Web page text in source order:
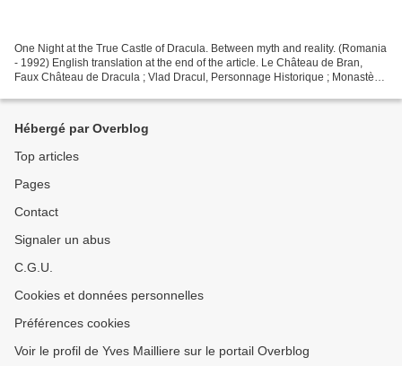
One Night at the True Castle of Dracula. Between myth and reality. (Romania
- 1992) English translation at the end of the article. Le Château de Bran,
Faux Château de Dracula ; Vlad Dracul, Personnage Historique ; Monastère
Hébergé par Overblog
Top articles
Pages
Contact
Signaler un abus
C.G.U.
Cookies et données personnelles
Préférences cookies
Voir le profil de Yves Mailliere sur le portail Overblog